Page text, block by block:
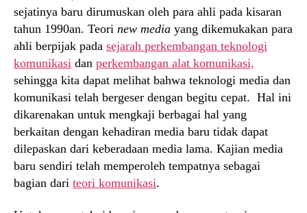
sejatinya baru dirumuskan oleh para ahli pada kisaran
tahun 1990an. Teori new media yang dikemukakan para
ahli berpijak pada sejarah perkembangan teknologi
komunikasi dan perkembangan alat komunikasi,
sehingga kita dapat melihat bahwa teknologi media dan
komunikasi telah bergeser dengan begitu cepat. Hal ini
dikarenakan untuk mengkaji berbagai hal yang
berkaitan dengan kehadiran media baru tidak dapat
dilepaskan dari keberadaan media lama. Kajian media
baru sendiri telah memperoleh tempatnya sebagai
bagian dari teori komunikasi.